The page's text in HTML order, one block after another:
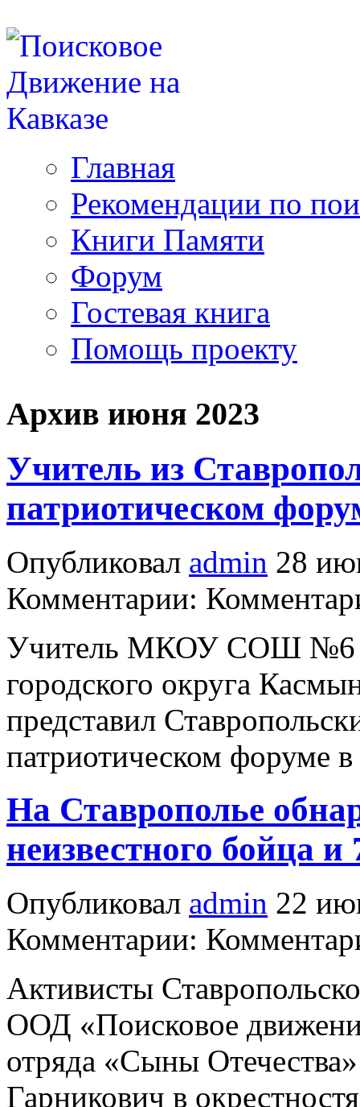
Главная
Рекомендации по
Книги Памяти
Форум
Гостевая книга
Помощь проекту
Архив июня 2023
Учитель из
патриотическом
Опубликовал admin 28
Комментарии:
Учитель МКОУ СОШ №6
городского округа
представил
патриотическом форуме
На Ставрополье
неизвестного бойца
Опубликовал admin 22
Комментарии:
Активисты
ООД «Поисковое
отряда «Сыны
Гарникович в